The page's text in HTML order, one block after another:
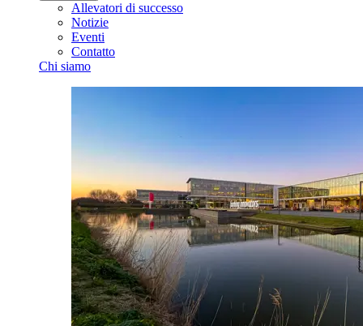
Allevatori di successo
Notizie
Eventi
Contatto
Chi siamo